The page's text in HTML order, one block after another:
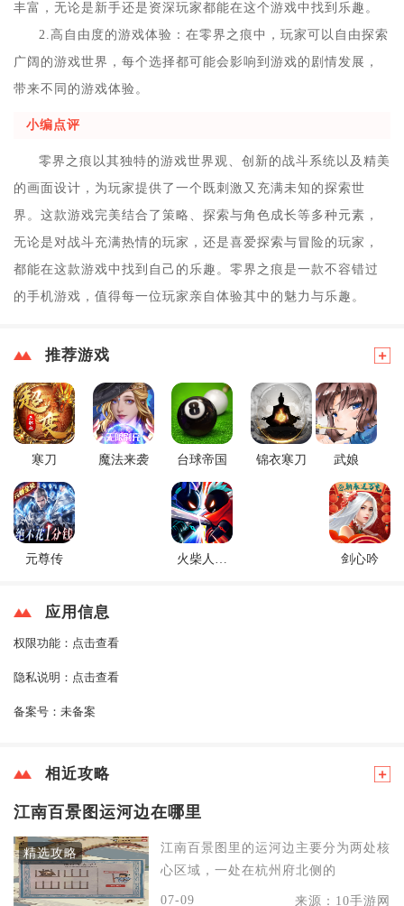
丰富，无论是新手还是资深玩家都能在这个游戏中找到乐趣。
2.高自由度的游戏体验：在零界之痕中，玩家可以自由探索
广阔的游戏世界，每个选择都可能会影响到游戏的剧情发展，
带来不同的游戏体验。
小编点评
零界之痕以其独特的游戏世界观、创新的战斗系统以及精美
的画面设计，为玩家提供了一个既刺激又充满未知的探索世
界。这款游戏完美结合了策略、探索与角色成长等多种元素，
无论是对战斗充满热情的玩家，还是喜爱探索与冒险的玩家，
都能在这款游戏中找到自己的乐趣。零界之痕是一款不容错过
的手机游戏，值得每一位玩家亲自体验其中的魅力与乐趣。
推荐游戏
寒刀 魔法来袭 台球帝国 锦衣寒刀 武娘
元尊传
火柴人联
剑心吟
应用信息
权限功能： 点击查看
隐私说明： 点击查看
备案号： 未备案
相近攻略
江南百景图运河边在哪里
精选攻略
江南百景图里的运河边主要分为两处核
心区域，一处在杭州府北侧的
07-09 来源：10手游网